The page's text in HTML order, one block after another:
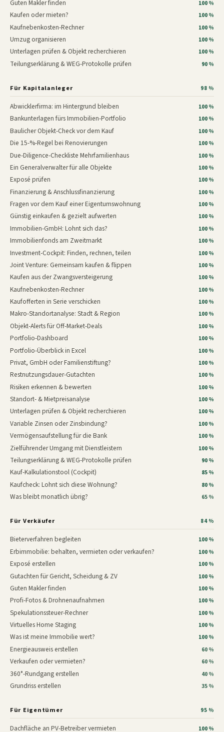
Guten Makler finden 100 %
Kaufen oder mieten? 100 %
Kaufnebenkosten-Rechner 100 %
Umzug organisieren 100 %
Unterlagen prüfen & Objekt recherchieren 100 %
Teilungserklärung & WEG-Protokolle prüfen 90 %
Für Kapitalanleger 98 %
Abwicklerfirma: im Hintergrund bleiben 100 %
Bankunterlagen fürs Immobilien-Portfolio 100 %
Baulicher Objekt-Check vor dem Kauf 100 %
Die 15-%-Regel bei Renovierungen 100 %
Due-Diligence-Checkliste Mehrfamilienhaus 100 %
Ein Generalverwalter für alle Objekte 100 %
Exposé prüfen 100 %
Finanzierung & Anschlussfinanzierung 100 %
Fragen vor dem Kauf einer Eigentumswohnung 100 %
Günstig einkaufen & gezielt aufwerten 100 %
Immobilien-GmbH: Lohnt sich das? 100 %
Immobilienfonds am Zweitmarkt 100 %
Investment-Cockpit: Finden, rechnen, teilen 100 %
Joint Venture: Gemeinsam kaufen & flippen 100 %
Kaufen aus der Zwangsversteigerung 100 %
Kaufnebenkosten-Rechner 100 %
Kaufofferten in Serie verschicken 100 %
Makro-Standortanalyse: Stadt & Region 100 %
Objekt-Alerts für Off-Market-Deals 100 %
Portfolio-Dashboard 100 %
Portfolio-Überblick in Excel 100 %
Privat, GmbH oder Familienstiftung? 100 %
Restnutzungsdauer-Gutachten 100 %
Risiken erkennen & bewerten 100 %
Standort- & Mietpreisanalyse 100 %
Unterlagen prüfen & Objekt recherchieren 100 %
Variable Zinsen oder Zinsbindung? 100 %
Vermögensaufstellung für die Bank 100 %
Zielführender Umgang mit Dienstleistern 100 %
Teilungserklärung & WEG-Protokolle prüfen 90 %
Kauf-Kalkulationstool (Cockpit) 85 %
Kaufcheck: Lohnt sich diese Wohnung? 80 %
Was bleibt monatlich übrig? 65 %
Für Verkäufer 84 %
Bieterverfahren begleiten 100 %
Erbimmobilie: behalten, vermieten oder verkaufen? 100 %
Exposé erstellen 100 %
Gutachten für Gericht, Scheidung & ZV 100 %
Guten Makler finden 100 %
Profi-Fotos & Drohnenaufnahmen 100 %
Spekulationssteuer-Rechner 100 %
Virtuelles Home Staging 100 %
Was ist meine Immobilie wert? 100 %
Energieausweis erstellen 60 %
Verkaufen oder vermieten? 60 %
360°-Rundgang erstellen 40 %
Grundriss erstellen 35 %
Für Eigentümer 95 %
Dachfläche an PV-Betreiber vermieten 100 %